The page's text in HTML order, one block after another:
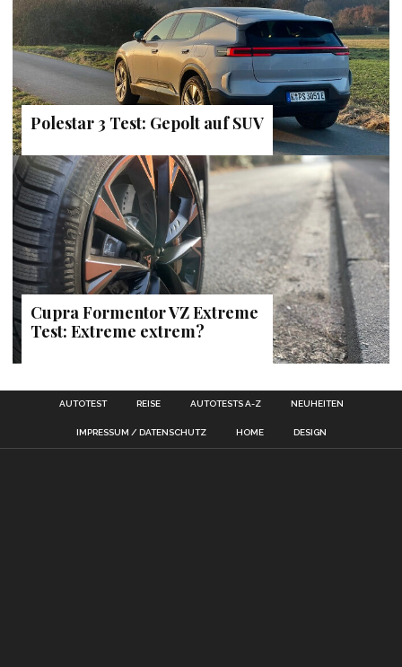
Polestar 3 Test: Gepolt auf SUV
Cupra Formentor VZ Extreme
Test: Extreme extrem?
AUTOTEST REISE AUTOTESTS A-Z NEUHEITEN
IMPRESSUM / DATENSCHUTZ HOME DESIGN